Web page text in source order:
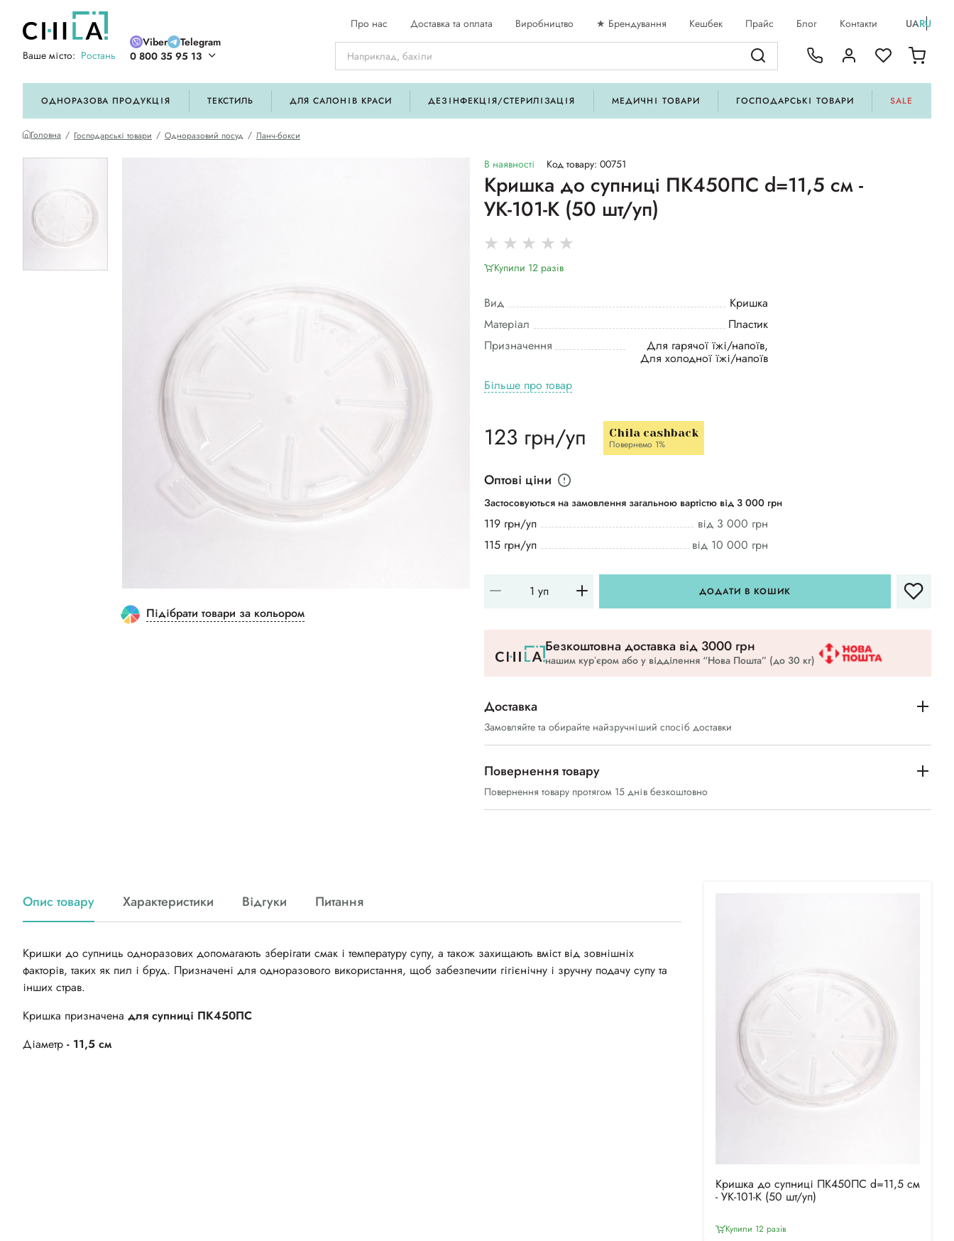
Ваше місто: Ростань
Viber
Telegram
0 800 35 95 13
Про нас Доставка та оплата Виробництво ★ Брендування Кешбек Прайс Блог Контакти UARU
ОДНОРАЗОВА ПРОДУКЦІЯ ТЕКСТИЛЬ ДЛЯ САЛОНІВ КРАСИ ДЕЗІНФЕКЦІЯ/СТЕРИЛІЗАЦІЯ МЕДИЧНІ ТОВАРИ ГОСПОДАРСЬКІ ТОВАРИ SALE
Головна Господарські товари Одноразовий посуд Ланч-бокси
Підібрати товари за кольором
В наявності Код товару: 00751
Кришка до супниці ПК450ПС d=11,5 см -
УК-101-К (50 шт/уп)
Купили 12 разiв
Вид
Кришка
Матеріал
Пластик
Призначення
Для гарячої їжі/напоїв,
Для холодної їжі/напоїв
Більше про товар
123 грн/уп Chila cashback
Повернемо 1%
Оптові ціни
Застосовуються на замовлення загальною вартістю від 3 000 грн
119 грн/уп
від 3 000 грн
115 грн/уп
від 10 000 грн
ДОДАТИ В КОШИК
Безкоштовна доставка вiд 3000 грн
нашим курʼєром або у відділення “Нова Пошта” (до 30 кг)
Доставка
Замовляйте та обирайте найзручніший спосіб доставки
Повернення товару
Повернення товару протягом 15 днів безкоштовно
Опис товару Характеристики Відгуки Питання
Кришки до супниць одноразових допомагають зберігати смак і температуру супу, а також захищають вміст від зовнішніх
факторів, таких як пил і бруд. Призначені для одноразового використання, щоб забезпечити гігієнічну і зручну подачу супу та
інших страв.
Кришка призначена для супниці ПК450ПС
Діаметр - 11,5 см
Кришка до супниці ПК450ПС d=11,5 см
- УК-101-К (50 шт/уп)
Купили 12 разiв